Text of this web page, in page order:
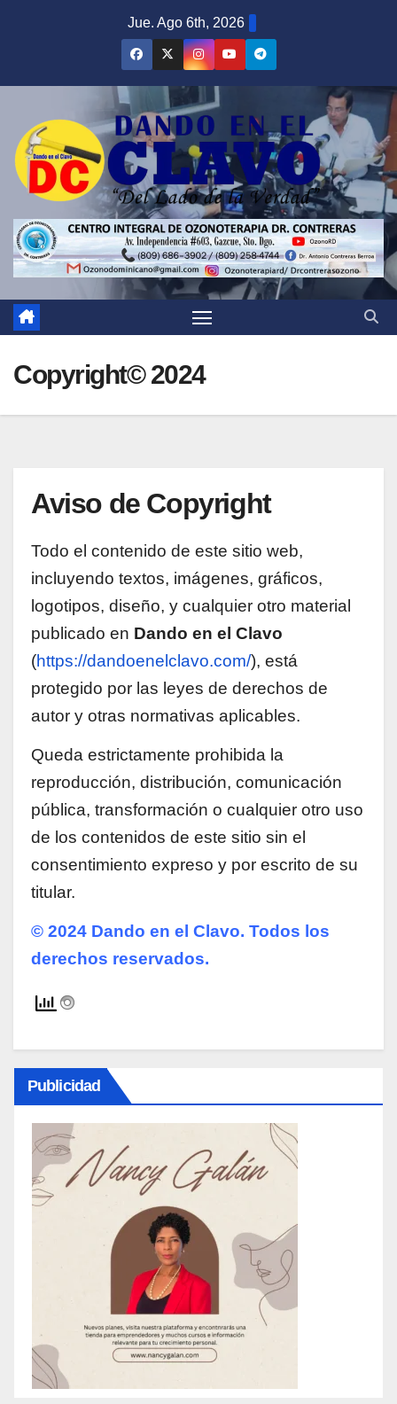
Jue. Ago 6th, 2026
Copyright© 2024
Aviso de Copyright
Todo el contenido de este sitio web,
incluyendo textos, imágenes, gráficos,
logotipos, diseño, y cualquier otro material
publicado en Dando en el Clavo
(https://dandoenelclavo.com/), está
protegido por las leyes de derechos de
autor y otras normativas aplicables.
Queda estrictamente prohibida la
reproducción, distribución, comunicación
pública, transformación o cualquier otro uso
de los contenidos de este sitio sin el
consentimiento expreso y por escrito de su
titular.
© 2024 Dando en el Clavo. Todos los
derechos reservados.
Publicidad